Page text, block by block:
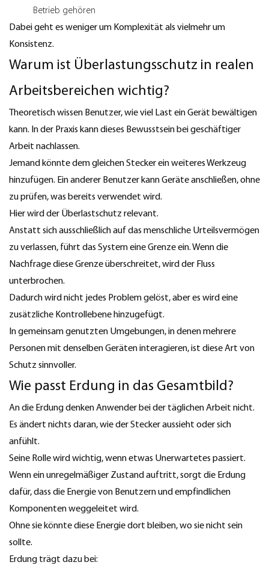
Betrieb gehören
Dabei geht es weniger um Komplexität als vielmehr um
Konsistenz.
Warum ist Überlastungsschutz in realen
Arbeitsbereichen wichtig?
Theoretisch wissen Benutzer, wie viel Last ein Gerät bewältigen
kann. In der Praxis kann dieses Bewusstsein bei geschäftiger
Arbeit nachlassen.
Jemand könnte dem gleichen Stecker ein weiteres Werkzeug
hinzufügen. Ein anderer Benutzer kann Geräte anschließen, ohne
zu prüfen, was bereits verwendet wird.
Hier wird der Überlastschutz relevant.
Anstatt sich ausschließlich auf das menschliche Urteilsvermögen
zu verlassen, führt das System eine Grenze ein. Wenn die
Nachfrage diese Grenze überschreitet, wird der Fluss
unterbrochen.
Dadurch wird nicht jedes Problem gelöst, aber es wird eine
zusätzliche Kontrollebene hinzugefügt.
In gemeinsam genutzten Umgebungen, in denen mehrere
Personen mit denselben Geräten interagieren, ist diese Art von
Schutz sinnvoller.
Wie passt Erdung in das Gesamtbild?
An die Erdung denken Anwender bei der täglichen Arbeit nicht.
Es ändert nichts daran, wie der Stecker aussieht oder sich
anfühlt.
Seine Rolle wird wichtig, wenn etwas Unerwartetes passiert.
Wenn ein unregelmäßiger Zustand auftritt, sorgt die Erdung
dafür, dass die Energie von Benutzern und empfindlichen
Komponenten weggeleitet wird.
Ohne sie könnte diese Energie dort bleiben, wo sie nicht sein
sollte.
Erdung trägt dazu bei: